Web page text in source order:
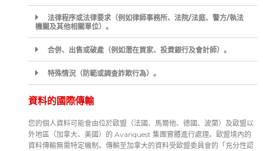
法律程序或法律要求（例如律師事務所、法院/法庭、警方/執法
機關及其他相關單位）。
合併、出售或破產（例如潛在買家、投資銀行及會計師）。
特殊情況（防範或調查詐欺行為）。
資料的國際傳輸
您的個人資料可能會由位於歐盟（法國、馬爾他、德國、波蘭）及歐盟以
外地區（加拿大、美國）的 Avanquest 集團實體進行處理。歐盟境內的
資料傳輸無需特定機制。傳輸至加拿大的資料受歐盟委員會的「充分性認